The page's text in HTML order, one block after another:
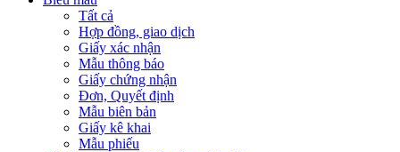
Tất cả
Hợp đồng, giao dịch
Giấy xác nhận
Mẫu thông báo
Giấy chứng nhận
Đơn, Quyết định
Mẫu biên bản
Giấy kê khai
Mẫu phiếu